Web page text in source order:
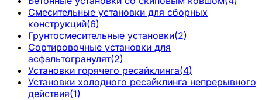
Смесительные установки для сборных
конструкций(6)
Грунтосмесительные установки(2)
Сортировочные установки для
асфальтогранулят(2)
Установки горячего ресайклинга(4)
Установки холодного ресайклинга непрерывного
действия(1)